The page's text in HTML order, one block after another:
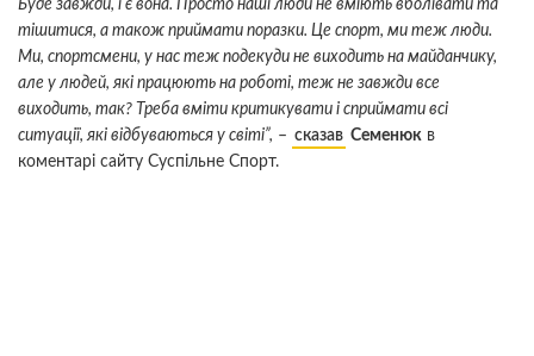
Буде завжди, і є вона. Просто наші люди не вміють вболівати та
тішитися, а також приймати поразки. Це спорт, ми теж люди.
Ми, спортсмени, у нас теж подекуди не виходить на майданчику,
але у людей, які працюють на роботі, теж не завжди все
виходить, так? Треба вміти критикувати і сприймати всі
ситуації, які відбуваються у світі”, – сказав Семенюк в
коментарі сайту Суспільне Спорт.